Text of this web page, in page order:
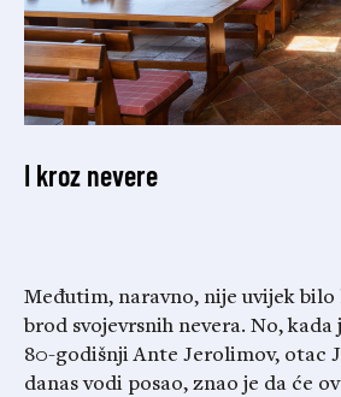
I kroz nevere
Međutim, naravno, nije uvijek bilo
brod svojevrsnih nevera. No,
80-godišnji Ante Jerolimov, otac
danas vodi posao, znao je da će